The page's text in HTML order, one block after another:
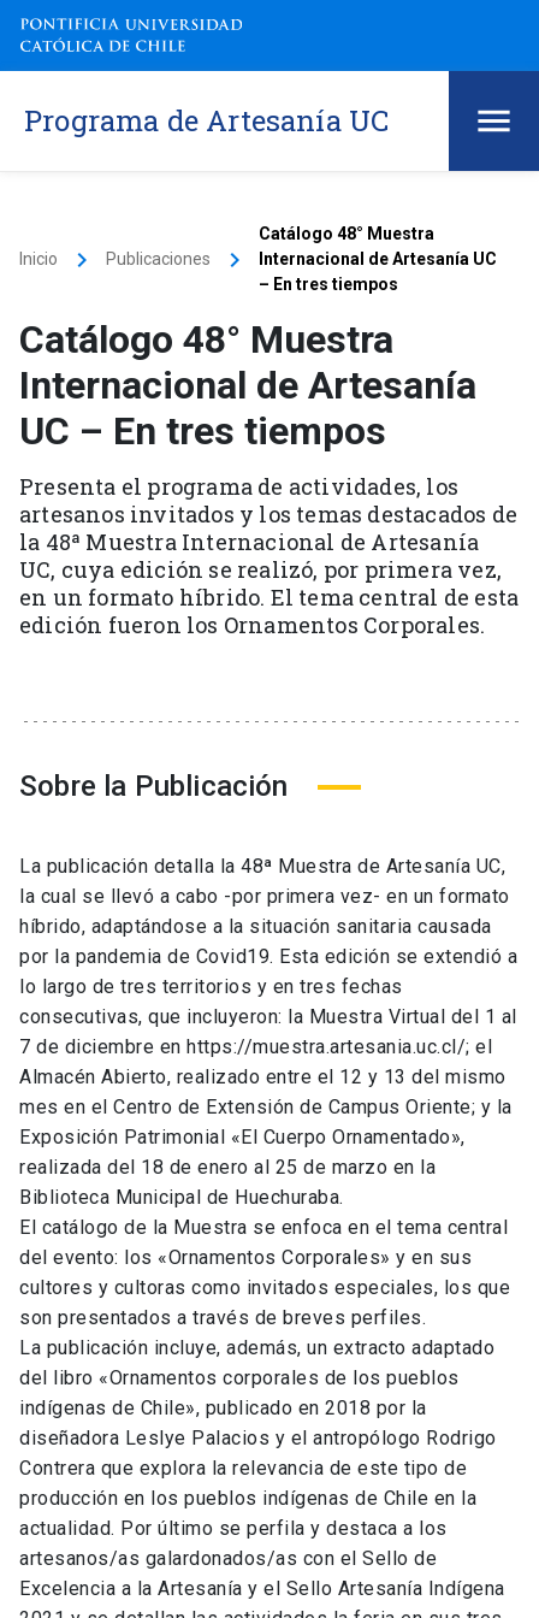
Programa de Artesanía UC
Inicio keyboard_arrow_right Publicaciones keyboard_arrow_right
Catálogo 48° Muestra
Internacional de Artesanía UC
– En tres tiempos
Catálogo 48° Muestra
Internacional de Artesanía
UC – En tres tiempos
Presenta el programa de actividades, los
artesanos invitados y los temas destacados de
la 48ª Muestra Internacional de Artesanía
UC, cuya edición se realizó, por primera vez,
en un formato híbrido. El tema central de esta
edición fueron los Ornamentos Corporales.
Sobre la Publicación
La publicación detalla la 48ª Muestra de Artesanía UC,
la cual se llevó a cabo -por primera vez- en un formato
híbrido, adaptándose a la situación sanitaria causada
por la pandemia de Covid19. Esta edición se extendió a
lo largo de tres territorios y en tres fechas
consecutivas, que incluyeron: la Muestra Virtual del 1 al
7 de diciembre en https://muestra.artesania.uc.cl/; el
Almacén Abierto, realizado entre el 12 y 13 del mismo
mes en el Centro de Extensión de Campus Oriente; y la
Exposición Patrimonial «El Cuerpo Ornamentado»,
realizada del 18 de enero al 25 de marzo en la
Biblioteca Municipal de Huechuraba.
El catálogo de la Muestra se enfoca en el tema central
del evento: los «Ornamentos Corporales» y en sus
cultores y cultoras como invitados especiales, los que
son presentados a través de breves perfiles.
La publicación incluye, además, un extracto adaptado
del libro «Ornamentos corporales de los pueblos
indígenas de Chile», publicado en 2018 por la
diseñadora Leslye Palacios y el antropólogo Rodrigo
Contrera que explora la relevancia de este tipo de
producción en los pueblos indígenas de Chile en la
actualidad. Por último se perfila y destaca a los
artesanos/as galardonados/as con el Sello de
Excelencia a la Artesanía y el Sello Artesanía Indígena